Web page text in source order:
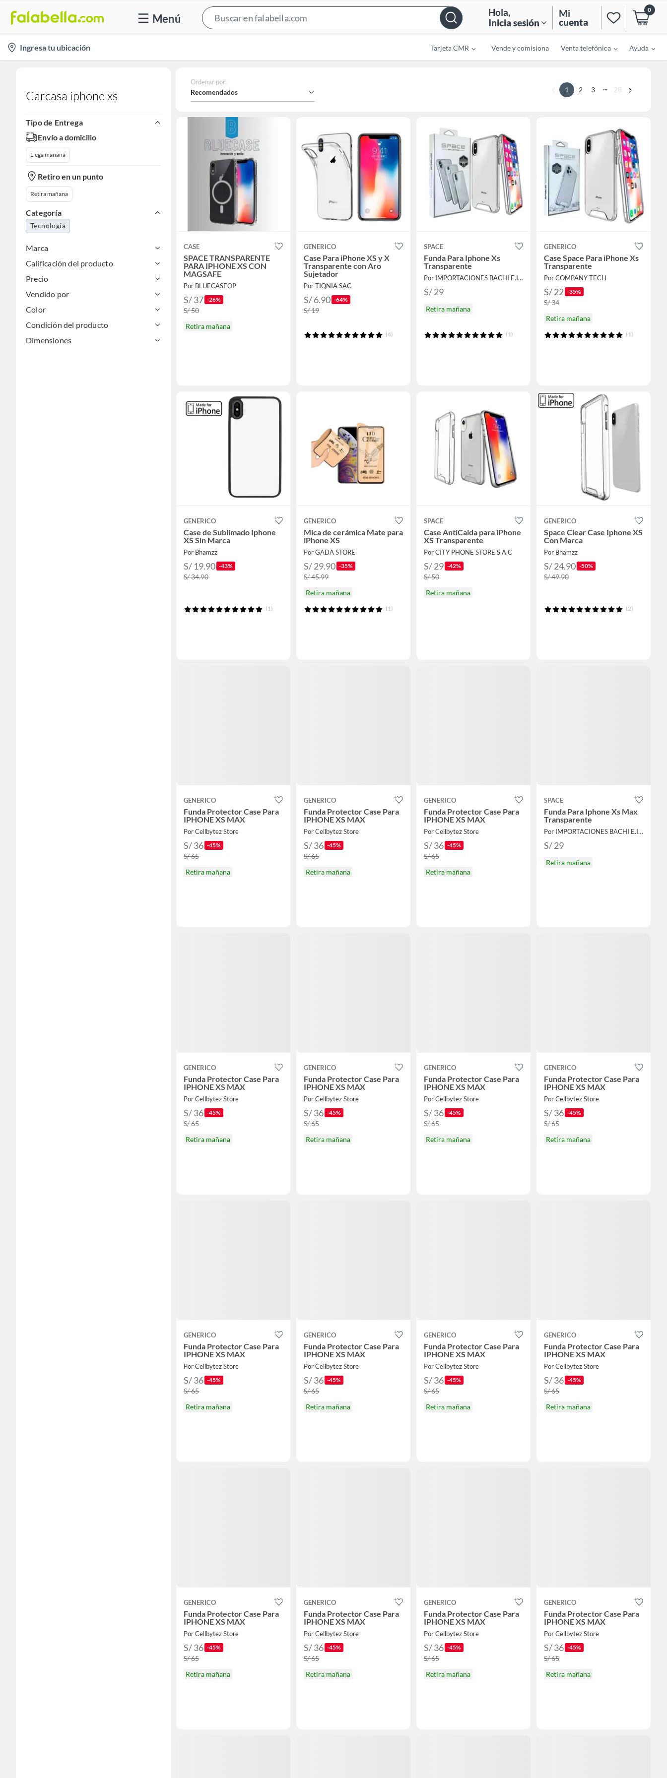
Menú
Bar
Hola,
Inicia sesión
Mi
cuenta
0
location-
icon
Ingresa tu ubicación Tarjeta CMR Vende y comisiona Venta telefónica Ayuda
Carcasa iphone xs
Tipo de Entrega
Envío a domicilio
Llega mañana
Retiro en un punto
Retira mañana
Categoría
Tecnología
Marca
Calificación del producto
Precio
Vendido por
Color
Condición del producto
Dimensiones
Ordenar por:
Recomendados 1 2 3 ... 28
CASE
SPACE TRANSPARENTE
PARA IPHONE XS CON
MAGSAFE
Por BLUECASEOP
S/ 37 -26%
S/ 50
Retira mañana
GENERICO
Case Para iPhone XS y X
Transparente con Aro
Sujetador
Por TIQNIA SAC
S/ 6.90 -64%
S/ 19
(4)
SPACE
Funda Para Iphone Xs
Transparente
Por IMPORTACIONES BACHI E.I.R.L.
S/ 29
Retira mañana
(1)
GENERICO
Case Space Para iPhone Xs
Transparente
Por COMPANY TECH
S/ 22 -35%
S/ 34
Retira mañana
(1)
GENERICO
Case de Sublimado Iphone
XS Sin Marca
Por Bhamzz
S/ 19.90 -43%
S/ 34.90
(1)
GENERICO
Mica de cerámica Mate para
iPhone XS
Por GADA STORE
S/ 29.90 -35%
S/ 45.99
Retira mañana
(1)
SPACE
Case AntiCaida para iPhone
XS Transparente
Por CITY PHONE STORE S.A.C
S/ 29 -42%
S/ 50
Retira mañana
GENERICO
Space Clear Case Iphone XS
Con Marca
Por Bhamzz
S/ 24.90 -50%
S/ 49.90
(2)
GENERICO
Funda Protector Case Para
IPHONE XS MAX
Por Cellbytez Store
S/ 36 -45%
S/ 65
Retira mañana
GENERICO
Funda Protector Case Para
IPHONE XS MAX
Por Cellbytez Store
S/ 36 -45%
S/ 65
Retira mañana
GENERICO
Funda Protector Case Para
IPHONE XS MAX
Por Cellbytez Store
S/ 36 -45%
S/ 65
Retira mañana
SPACE
Funda Para Iphone Xs Max
Transparente
Por IMPORTACIONES BACHI E.I.R.L.
S/ 29
Retira mañana
GENERICO
Funda Protector Case Para
IPHONE XS MAX
Por Cellbytez Store
S/ 36 -45%
S/ 65
Retira mañana
GENERICO
Funda Protector Case Para
IPHONE XS MAX
Por Cellbytez Store
S/ 36 -45%
S/ 65
Retira mañana
GENERICO
Funda Protector Case Para
IPHONE XS MAX
Por Cellbytez Store
S/ 36 -45%
S/ 65
Retira mañana
GENERICO
Funda Protector Case Para
IPHONE XS MAX
Por Cellbytez Store
S/ 36 -45%
S/ 65
Retira mañana
GENERICO
Funda Protector Case Para
IPHONE XS MAX
Por Cellbytez Store
S/ 36 -45%
S/ 65
Retira mañana
GENERICO
Funda Protector Case Para
IPHONE XS MAX
Por Cellbytez Store
S/ 36 -45%
S/ 65
Retira mañana
GENERICO
Funda Protector Case Para
IPHONE XS MAX
Por Cellbytez Store
S/ 36 -45%
S/ 65
Retira mañana
GENERICO
Funda Protector Case Para
IPHONE XS MAX
Por Cellbytez Store
S/ 36 -45%
S/ 65
Retira mañana
GENERICO
Funda Protector Case Para
IPHONE XS MAX
Por Cellbytez Store
S/ 36 -45%
S/ 65
Retira mañana
GENERICO
Funda Protector Case Para
IPHONE XS MAX
Por Cellbytez Store
S/ 36 -45%
S/ 65
Retira mañana
GENERICO
Funda Protector Case Para
IPHONE XS MAX
Por Cellbytez Store
S/ 36 -45%
S/ 65
Retira mañana
GENERICO
Funda Protector Case Para
IPHONE XS MAX
Por Cellbytez Store
S/ 36 -45%
S/ 65
Retira mañana